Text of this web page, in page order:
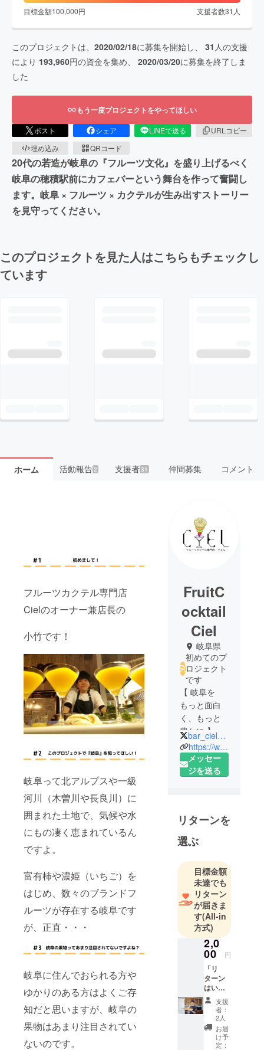
目標金額100,000円 支援者数31 人
このプロジェクトは、 2020/02/18に募集を開始し、 31 人の支援
により 193,960円の資金を集め、 2020/03/20に募集を終了しま
した
もう一度プロジェクトをやってほしい
ポスト シェア LINEで送る
URLコピー
埋め込み
QRコード
20代の若造が岐阜の『フルーツ文化』を盛り上げるべく
岐阜の穂積駅前にカフェバーという舞台を作って奮闘し
ます。岐阜 × フルーツ × カクテルが生み出すストーリー
を見守ってください。
このプロジェクトを見た人はこちらもチェックし
ています
ホーム 活動報告2 支援者31 仲間募集 コメント
フルーツカクテル専門店
Cielのオーナー兼店長の
小竹です！
岐阜って北アルプスや一級
河川（木曽川や長良川）に
囲まれた土地で、気候や水
にもの凄く恵まれているん
ですよ。
富有柿や濃姫（いちご）を
はじめ、数々のブランドフ
ルーツが存在する岐阜です
が、正直・・・
岐阜に住んでおられる方や
ゆかりのある方はよくご存
知だと思いますが、岐阜の
果物はあまり注目されてい
ないのです。
FruitC
ocktail
Ciel
岐阜県
初めてのプ
ロジェクト
です
【 岐阜を
もっと面白
く、もっと
豊かに 】
地元を愛す
る若造（現
27歳）が、
みます。
岐阜県瑞穂
市で『フ
ルーツカク
テル専門店
シエル』を
2020/3に
OPEN予定
新卒で看護
師→退職
後、ネット
ショップ経
営・WEB
マーケティ
ング→岐阜
を盛り上げ
bar_ciel_gifu
https://www.instagram.com/bar_ciel_gifu/
メッセー
ジを送る
リターンを
選ぶ
目標金額
未達でも
リターン
が届きま
す(All-in
方式)
2,0
00 円
「リ
ターン
はいら
ない
よ！」
「純粋
に君の
応援だ
けがし
支援
者：
2人
お届
け予
定：